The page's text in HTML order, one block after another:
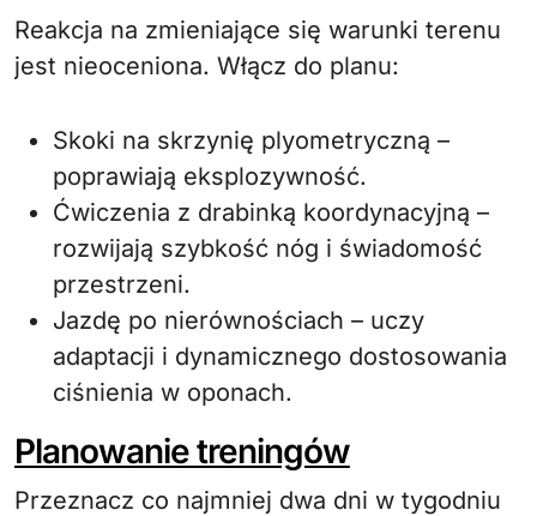
Reakcja na zmieniające się warunki terenu
jest nieoceniona. Włącz do planu:
Skoki na skrzynię plyometryczną –
poprawiają eksplozywność.
Ćwiczenia z drabinką koordynacyjną –
rozwijają szybkość nóg i świadomość
przestrzeni.
Jazdę po nierównościach – uczy
adaptacji i dynamicznego dostosowania
ciśnienia w oponach.
Planowanie treningów
Przeznacz co najmniej dwa dni w tygodniu